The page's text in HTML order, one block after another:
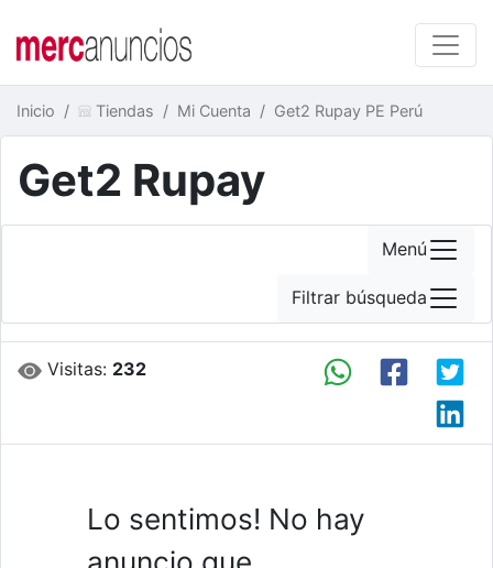
Inicio Tiendas Mi Cuenta Get2 Rupay PE Perú
Get2 Rupay
Visitas: 232
Lo sentimos! No hay
Menú
Filtrar búsqueda